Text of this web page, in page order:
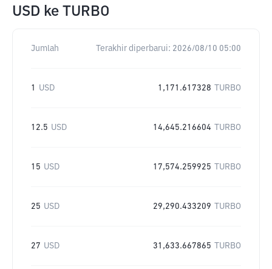
USD ke TURBO
Jumlah Terakhir diperbarui: 2026/08/10 05:00
1 USD 1,171.617328 TURBO
12.5 USD 14,645.216604 TURBO
15 USD 17,574.259925 TURBO
25 USD 29,290.433209 TURBO
27 USD 31,633.667865 TURBO